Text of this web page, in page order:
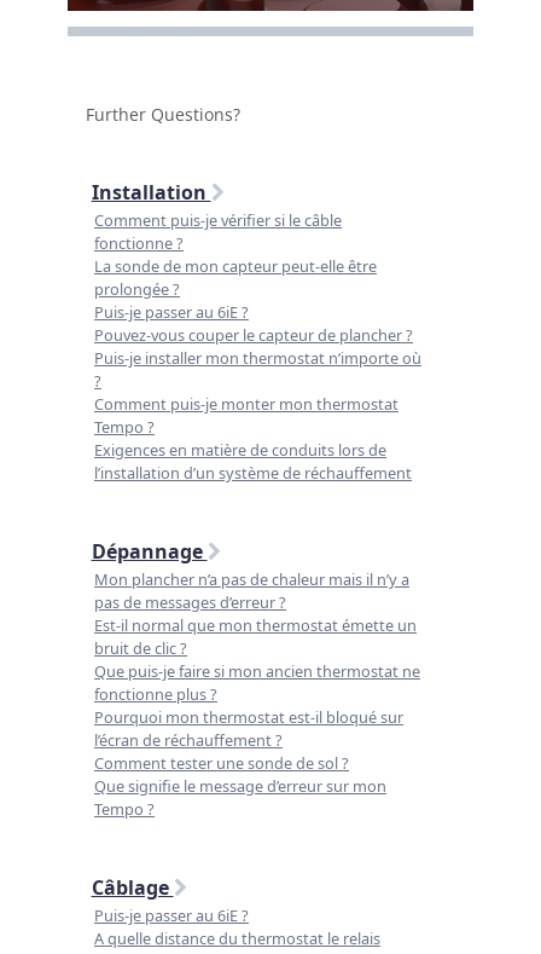
Further Questions?
Installation
Comment puis-je vérifier si le câble
fonctionne ?
La sonde de mon capteur peut-elle être
prolongée ?
Puis-je passer au 6iE ?
Pouvez-vous couper le capteur de plancher ?
Puis-je installer mon thermostat n’importe où
?
Comment puis-je monter mon thermostat
Tempo ?
Exigences en matière de conduits lors de
l’installation d’un système de réchauffement
Dépannage
Mon plancher n’a pas de chaleur mais il n’y a
pas de messages d’erreur ?
Est-il normal que mon thermostat émette un
bruit de clic ?
Que puis-je faire si mon ancien thermostat ne
fonctionne plus ?
Pourquoi mon thermostat est-il bloqué sur
l’écran de réchauffement ?
Comment tester une sonde de sol ?
Que signifie le message d’erreur sur mon
Tempo ?
Câblage
Puis-je passer au 6iE ?
A quelle distance du thermostat le relais